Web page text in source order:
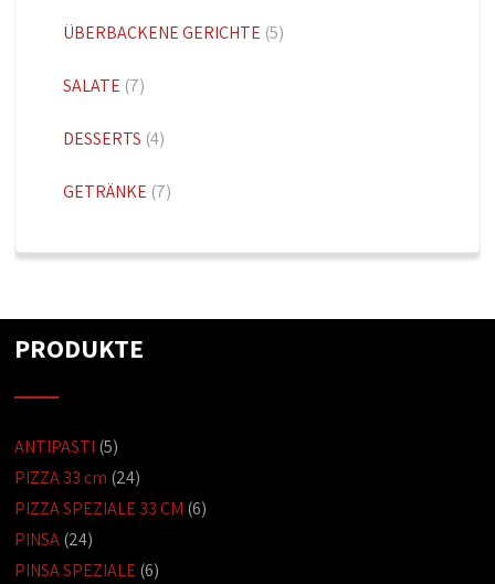
ÜBERBACKENE GERICHTE (5)
SALATE (7)
DESSERTS (4)
GETRÄNKE (7)
PRODUKTE
ANTIPASTI (5)
PIZZA 33 cm (24)
PIZZA SPEZIALE 33 CM (6)
PINSA(24)
PINSA SPEZIALE (6)